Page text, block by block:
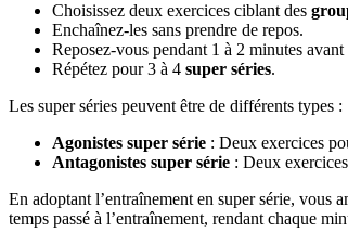
Choisissez deux exercices ciblant des
Enchaînez-les sans prendre de repos.
Reposez-vous pendant 1 à 2 minutes
Répétez pour 3 à 4 super séries.
Les super séries peuvent être de différents types :
Agonistes super série : Deux exercices
Antagonistes super série : Deux
En adoptant l’entraînement en super série, vous
temps passé à l’entraînement, rendant chaque